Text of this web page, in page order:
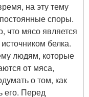
на эту тему
споры.
что мясо является
белка.
людям, которые
от мяса,
о том, как
его. Перед